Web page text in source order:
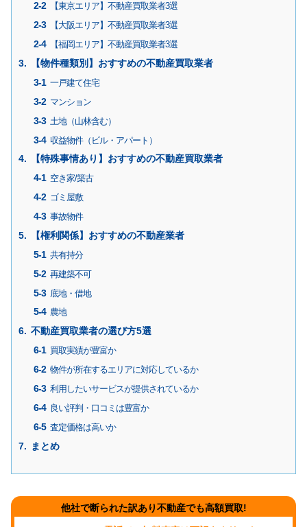
【東京エリア】不動産買取業者3選
【大阪エリア】不動産買取業者3選
【福岡エリア】不動産買取業者3選
【物件種類別】おすすめの不動産買取業者
一戸建て住宅
マンション
土地（山林含む）
収益物件（ビル・アパート）
【特殊事情あり】おすすめの不動産買取業者
空き家/築古
ゴミ屋敷
事故物件
【権利関係】おすすめの不動産業者
共有持分
再建築不可
底地・借地
農地
不動産買取業者の選び方5選
買取実績が豊富か
物件が所在するエリアに対応しているか
利用したいサービスが提供されているか
良い評判・口コミは豊富か
査定価格は高いか
まとめ
他社で断られた訳あり不動産でも高額買取!